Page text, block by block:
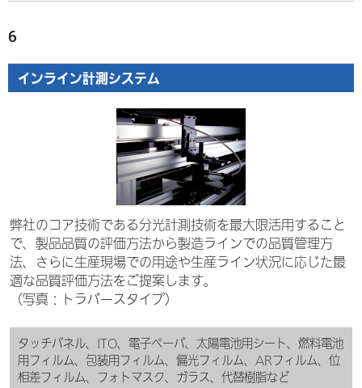
6
インライン計測システム
弊社のコア技術である分光計測技術を最大限活用すること
で、製品品質の評価方法から製造ラインでの品質管理方
法、さらに生産現場での用途や生産ライン状況に応じた最
適な品質評価方法をご提案します。
（写真：トラバースタイプ）
タッチパネル、ITO、電子ペーパ、太陽電池用シート、燃料電池
用フィルム、包装用フィルム、偏光フィルム、ARフィルム、位
相差フィルム、フォトマスク、ガラス、代替樹脂など